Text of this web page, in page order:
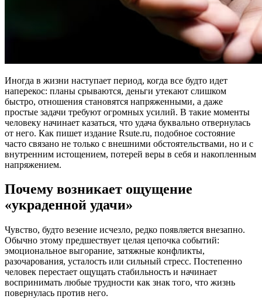
Иногда в жизни наступает период, когда все будто идет
наперекос: планы срываются, деньги утекают слишком
быстро, отношения становятся напряженными, а даже
простые задачи требуют огромных усилий. В такие моменты
человеку начинает казаться, что удача буквально отвернулась
от него. Как пишет издание Rsute.ru, подобное состояние
часто связано не только с внешними обстоятельствами, но и с
внутренним истощением, потерей веры в себя и накопленным
напряжением.
Почему возникает ощущение
«украденной удачи»
Чувство, будто везение исчезло, редко появляется внезапно.
Обычно этому предшествует целая цепочка событий:
эмоциональное выгорание, затяжные конфликты,
разочарования, усталость или сильный стресс. Постепенно
человек перестает ощущать стабильность и начинает
воспринимать любые трудности как знак того, что жизнь
повернулась против него.